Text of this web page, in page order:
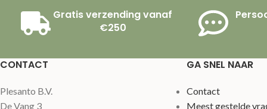
Gratis verzending vanaf
€250
CONTACT
Plesanto B.V.
De Vang 3
GA SNEL NAAR
Contact
Meest gestelde